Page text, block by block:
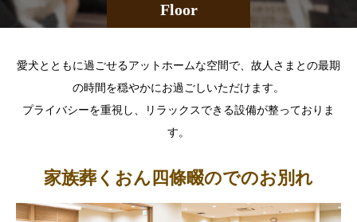
Floor
愛犬とともに過ごせるアットホームな空間で、故人さまとの最期
の時間を穏やかにお過ごしいただけます。
プライバシーを重視し、リラックスできる設備が整っておりま
す。
家族葬くおん四條畷のでのお別れ